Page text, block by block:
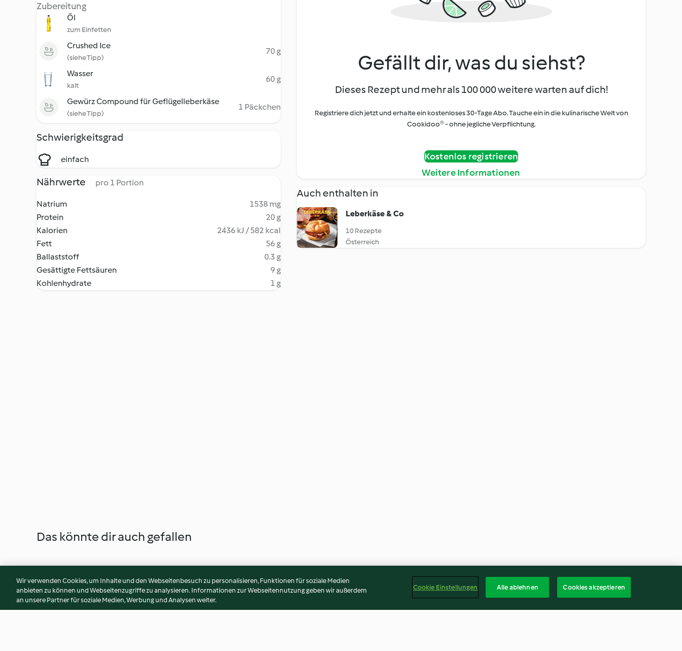
Zubereitung
Öl
zum Einfetten
Crushed Ice
(siehe Tipp)
70 g
Wasser
kalt
60 g
Gewürz Compound für Geflügelleberkäse
(siehe Tipp)
1 Päckchen
Schwierigkeitsgrad
einfach
Nährwerte pro 1 Portion
Natrium
1538 mg
Protein
20 g
Kalorien
2436 kJ / 582 kcal
Fett
56 g
Ballaststoff
0.3 g
Gesättigte Fettsäuren
9 g
Kohlenhydrate
1 g
Gefällt dir, was du siehst?
Dieses Rezept und mehr als 100 000 weitere warten auf dich!
Registriere dich jetzt und erhalte ein kostenloses 30-Tage Abo. Tauche ein in die kulinarische Welt von
Cookidoo® - ohne jegliche Verpflichtung.
Kostenlos registrieren
Weitere Informationen
Auch enthalten in
Leberkäse & Co
10 Rezepte
Österreich
Das könnte dir auch gefallen
Wir verwenden Cookies, um Inhalte und den Webseitenbesuch zu personalisieren, Funktionen für soziale Medien
anbieten zu können und Webseitenzugriffe zu analysieren. Informationen zur Webseitennutzung geben wir außerdem
an unsere Partner für soziale Medien, Werbung und Analysen weiter.
Cookie Einstellungen Alle ablehnen Cookies akzeptieren